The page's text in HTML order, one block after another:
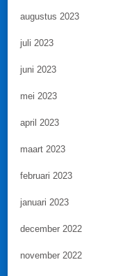
augustus 2023
juli 2023
juni 2023
mei 2023
april 2023
maart 2023
februari 2023
januari 2023
december 2022
november 2022